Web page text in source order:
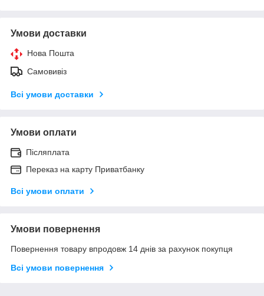
Умови доставки
Нова Пошта
Самовивіз
Всі умови доставки
Умови оплати
Післяплата
Переказ на карту Приватбанку
Всі умови оплати
Умови повернення
Повернення товару впродовж 14 днів за рахунок покупця
Всі умови повернення